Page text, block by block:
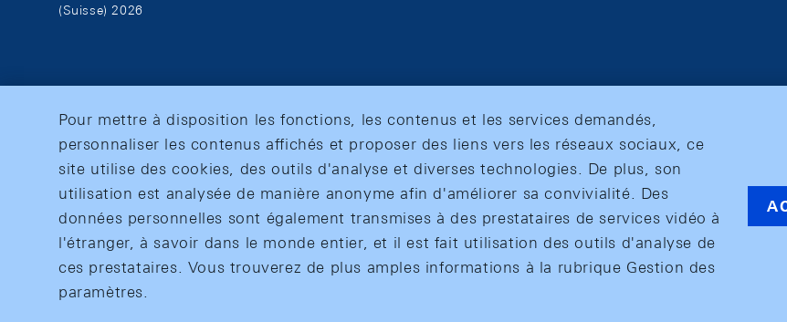
(Suisse) 2026
Pour mettre à disposition les fonctions, les contenus et les services demandés,
personnaliser les contenus affichés et proposer des liens vers les réseaux sociaux, ce
site utilise des cookies, des outils d'analyse et diverses technologies. De plus, son
utilisation est analysée de manière anonyme afin d'améliorer sa convivialité. Des
données personnelles sont également transmises à des prestataires de services vidéo à
l'étranger, à savoir dans le monde entier, et il est fait utilisation des outils d'analyse de
ces prestataires. Vous trouverez de plus amples informations à la rubrique Gestion des
paramètres.